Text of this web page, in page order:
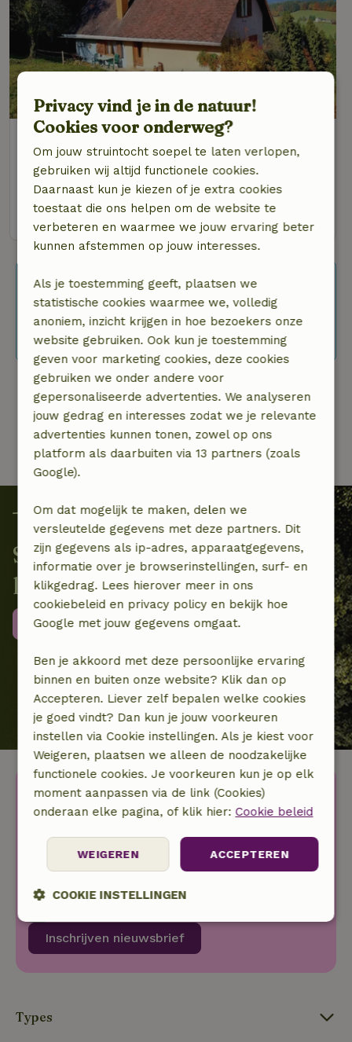
Natuurhuisje in Geistthal-Södingberg
Op 28 km afstand van Eberau
4 personen2 slaapkamers
bekijk
Meer natuurhuisjes zoeken
Ben je flexibel en op zoek naar meer
resultaten? Pas dan je filters aan of
gebruik de flexibele datum selectie.
1 van 1
Samen beschermen we de
lokale biodiversiteit
Meer informatie
Ontdek nóg meer idyllische
plekjes in de natuur.
Je voornaam
Je e-mailadres
Inschrijven nieuwsbrief
Types
Privacy vind je in de natuur!
Cookies voor onderweg?
Om jouw struintocht soepel te laten verlopen,
gebruiken wij altijd functionele cookies.
Daarnaast kun je kiezen of je extra cookies
toestaat die ons helpen om de website te
verbeteren en waarmee we jouw ervaring beter
kunnen afstemmen op jouw interesses.
Als je toestemming geeft, plaatsen we
statistische cookies waarmee we, volledig
anoniem, inzicht krijgen in hoe bezoekers onze
website gebruiken. Ook kun je toestemming
geven voor marketing cookies, deze cookies
gebruiken we onder andere voor
gepersonaliseerde advertenties. We analyseren
jouw gedrag en interesses zodat we je relevante
advertenties kunnen tonen, zowel op ons
platform als daarbuiten via 13 partners (zoals
Google).
Om dat mogelijk te maken, delen we
versleutelde gegevens met deze partners. Dit
zijn gegevens als ip-adres, apparaatgegevens,
informatie over je browserinstellingen, surf- en
klikgedrag. Lees hierover meer in ons
cookiebeleid en privacy policy en bekijk hoe
Google met jouw gegevens omgaat.
Ben je akkoord met deze persoonlijke ervaring
binnen en buiten onze website? Klik dan op
Accepteren. Liever zelf bepalen welke cookies
je goed vindt? Dan kun je jouw voorkeuren
instellen via Cookie instellingen. Als je kiest voor
Weigeren, plaatsen we alleen de noodzakelijke
functionele cookies. Je voorkeuren kun je op elk
moment aanpassen via de link (Cookies)
onderaan elke pagina, of klik hier: Cookie beleid
ACCEPTEREN
WEIGEREN
COOKIE INSTELLINGEN
noodzakelijk
Prestatie Targeting